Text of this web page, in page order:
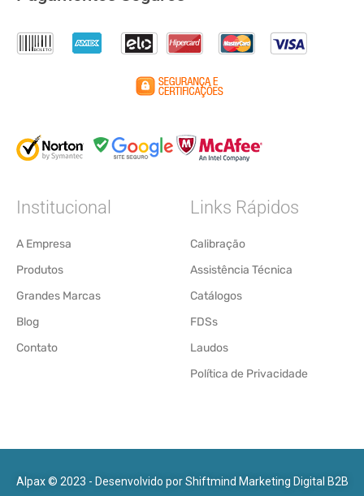
Institucional
A Empresa
Produtos
Grandes Marcas
Blog
Contato
Links Rápidos
Calibração
Assistência Técnica
Catálogos
FDSs
Laudos
Política de Privacidade
Alpax © 2023 - Desenvolvido porShiftmind Marketing Digital B2B